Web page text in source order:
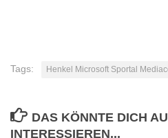
Tags: Henkel Microsoft Sportal
DAS KÖNNTE DICH
INTERESSIEREN...